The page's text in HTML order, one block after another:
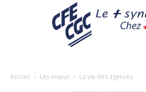
Accueil Les enjeux La vie des agences